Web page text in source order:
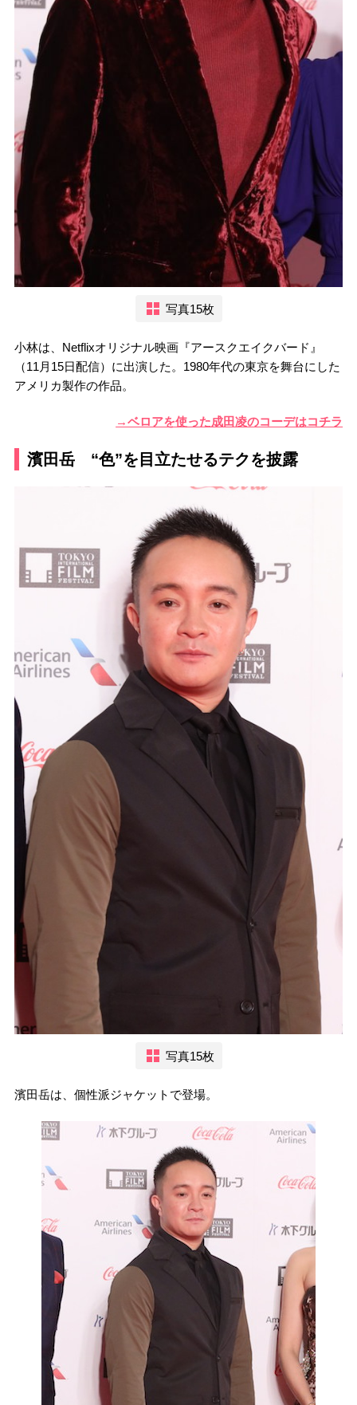
写真15枚
小林は、Netflixオリジナル映画『アースクエイクバード』
（11月15日配信）に出演した。1980年代の東京を舞台にした
アメリカ製作の作品。
→ベロアを使った成田凌のコーデはコチラ
濱田岳 “色”を目立たせるテクを披露
写真15枚
濱田岳は、個性派ジャケットで登場。